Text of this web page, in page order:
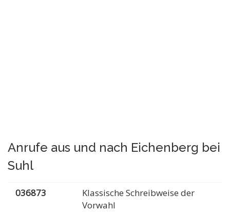
Anrufe aus und nach Eichenberg bei
Suhl
036873
Klassische Schreibweise der
Vorwahl